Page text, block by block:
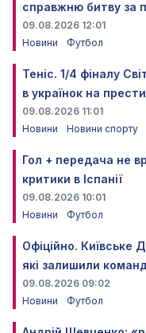
справжню битву за
09.08.2026 12:01
Новини
Футбол
Теніс. 1/4 фіналу
в українок на
09.08.2026 11:01
Новини
Новини спорту
Гол + передача не
критики в Іспанії
09.08.2026 10:01
Новини
Футбол
Офіційно. Київське
які залишили
09.08.2026 09:02
Новини
Футбол